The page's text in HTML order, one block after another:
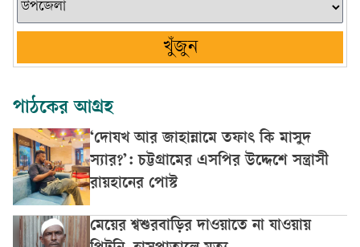
খুঁজুন
পাঠকের আগ্রহ
‘দোযখ আর জাহান্নামে তফাৎ কি মাসুদ
স্যার?’: চট্টগ্রামের এসপির উদ্দেশে সন্ত্রাসী
রায়হানের পোস্ট
মেয়ের শ্বশুরবাড়ির দাওয়াতে না যাওয়ায়